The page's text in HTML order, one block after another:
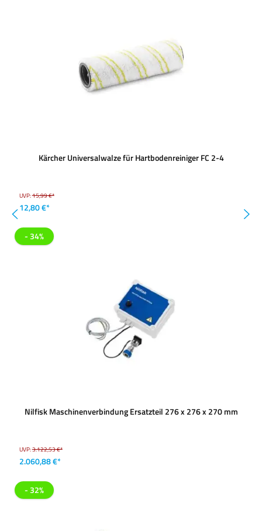
Kärcher Universalwalze für Hartbodenreiniger FC 2-4
UVP:15,99 €*
12,80 €*
- 34%
Nilfisk Maschinenverbindung Ersatzteil 276 x 276 x 270 mm
UVP:3.122,53 €*
2.060,88 €*
- 32%